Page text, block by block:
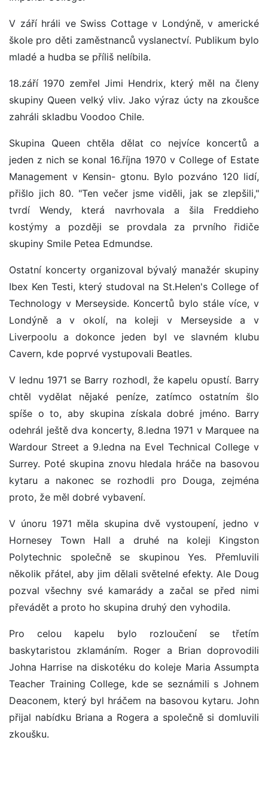
V září hráli ve Swiss Cottage v Londýně, v americké
škole pro děti zaměstnanců vyslanectví. Publikum bylo
mladé a hudba se příliš nelíbila.
18.září 1970 zemřel Jimi Hendrix, který měl na členy
skupiny Queen velký vliv. Jako výraz úcty na zkoušce
zahráli skladbu Voodoo Chile.
Skupina Queen chtěla dělat co nejvíce koncertů a
jeden z nich se konal 16.října 1970 v College of Estate
Management v Kensin- gtonu. Bylo pozváno 120 lidí,
přišlo jich 80. "Ten večer jsme viděli, jak se zlepšili,"
tvrdí Wendy, která navrhovala a šila Freddieho
kostýmy a později se provdala za prvního řidiče
skupiny Smile Petea Edmundse.
Ostatní koncerty organizoval bývalý manažér skupiny
Ibex Ken Testi, který studoval na St.Helen's College of
Technology v Merseyside. Koncertů bylo stále více, v
Londýně a v okolí, na koleji v Merseyside a v
Liverpoolu a dokonce jeden byl ve slavném klubu
Cavern, kde poprvé vystupovali Beatles.
V lednu 1971 se Barry rozhodl, že kapelu opustí. Barry
chtěl vydělat nějaké peníze, zatímco ostatním šlo
spíše o to, aby skupina získala dobré jméno. Barry
odehrál ještě dva koncerty, 8.ledna 1971 v Marquee na
Wardour Street a 9.ledna na Evel Technical College v
Surrey. Poté skupina znovu hledala hráče na basovou
kytaru a nakonec se rozhodli pro Douga, zejména
proto, že měl dobré vybavení.
V únoru 1971 měla skupina dvě vystoupení, jedno v
Hornesey Town Hall a druhé na koleji Kingston
Polytechnic společně se skupinou Yes. Přemluvili
několik přátel, aby jim dělali světelné efekty. Ale Doug
pozval všechny své kamarády a začal se před nimi
převádět a proto ho skupina druhý den vyhodila.
Pro celou kapelu bylo rozloučení se třetím
baskytaristou zklamáním. Roger a Brian doprovodili
Johna Harrise na diskotéku do koleje Maria Assumpta
Teacher Training College, kde se seznámili s Johnem
Deaconem, který byl hráčem na basovou kytaru. John
přijal nabídku Briana a Rogera a společně si domluvili
zkoušku.